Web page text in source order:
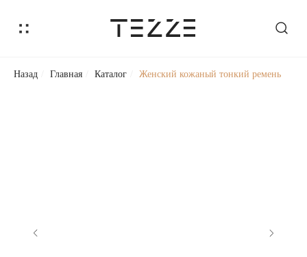
Назад Главная Каталог Женский кожаный тонкий ремень